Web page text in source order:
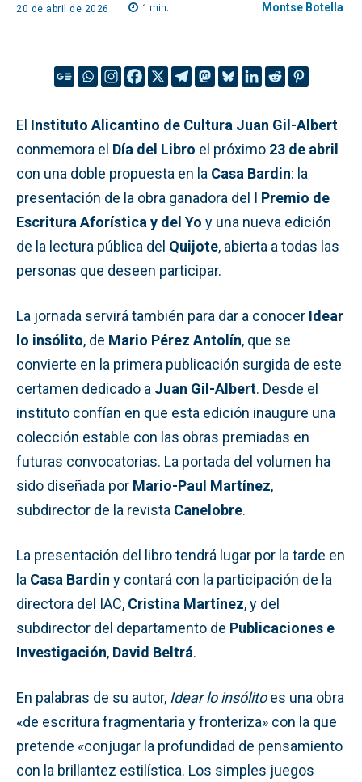
20 de abril de 2026 1 min. Montse Botella
El Instituto Alicantino de Cultura Juan Gil-Albert
conmemora el Día del Libro el próximo 23 de abril
con una doble propuesta en la Casa Bardin: la
presentación de la obra ganadora del I Premio de
Escritura Aforística y del Yo y una nueva edición
de la lectura pública del Quijote, abierta a todas las
personas que deseen participar.
La jornada servirá también para dar a conocer Idear
lo insólito, de Mario Pérez Antolín, que se
convierte en la primera publicación surgida de este
certamen dedicado a Juan Gil-Albert. Desde el
instituto confían en que esta edición inaugure una
colección estable con las obras premiadas en
futuras convocatorias. La portada del volumen ha
sido diseñada por Mario-Paul Martínez,
subdirector de la revista Canelobre.
La presentación del libro tendrá lugar por la tarde en
la Casa Bardin y contará con la participación de la
directora del IAC, Cristina Martínez, y del
subdirector del departamento de Publicaciones e
Investigación, David Beltrá.
En palabras de su autor, Idear lo insólitoes una obra
«de escritura fragmentaria y fronteriza» con la que
pretende «conjugar la profundidad de pensamiento
con la brillantez estilística. Los simples juegos